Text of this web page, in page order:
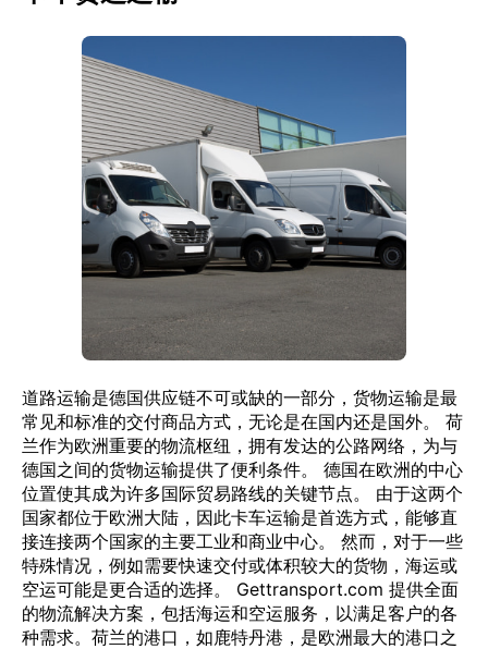
道路运输是德国供应链不可或缺的一部分，货物运输是最
常见和标准的交付商品方式，无论是在国内还是国外。 荷
兰作为欧洲重要的物流枢纽，拥有发达的公路网络，为与
德国之间的货物运输提供了便利条件。 德国在欧洲的中心
位置使其成为许多国际贸易路线的关键节点。 由于这两个
国家都位于欧洲大陆，因此卡车运输是首选方式，能够直
接连接两个国家的主要工业和商业中心。 然而，对于一些
特殊情况，例如需要快速交付或体积较大的货物，海运或
空运可能是更合适的选择。 Gettransport.com 提供全面
的物流解决方案，包括海运和空运服务，以满足客户的各
种需求。荷兰的港口，如鹿特丹港，是欧洲最大的港口之